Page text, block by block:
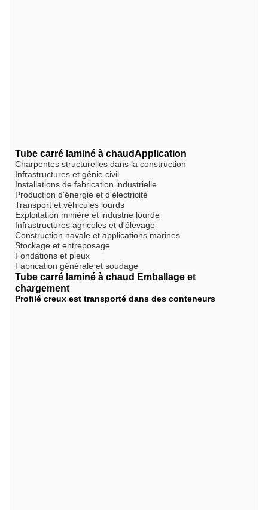
Tube carré laminé à chaudApplication
Charpentes structurelles dans la construction
Infrastructures et génie civil
Installations de fabrication industrielle
Production d'énergie et d'électricité
Transport et véhicules lourds
Exploitation minière et industrie lourde
Infrastructures agricoles et d'élevage
Construction navale et applications marines
Stockage et entreposage
Fondations et pieux
Fabrication générale et soudage
Tube carré laminé à chaud Emballage et
chargement
Profilé creux est transporté dans des conteneurs